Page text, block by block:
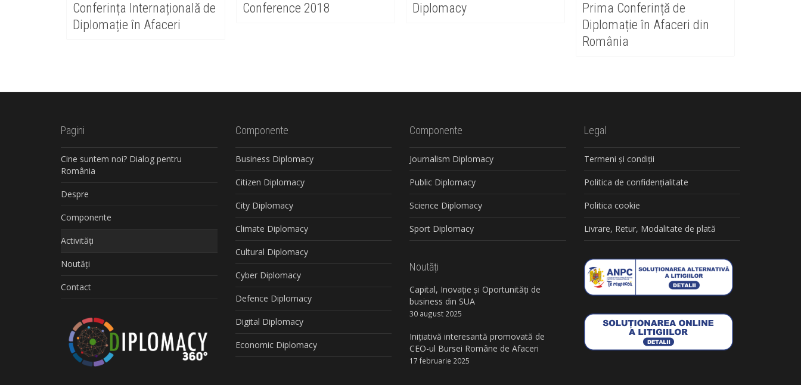
Conference 2018
Diplomacy
Conferința Internațională de
Diplomație în Afaceri
Prima Conferință de
Diplomație în Afaceri din
România
Pagini
Cine suntem noi? Dialog pentru
România
Despre
Componente
Activități
Noutăți
Contact
Componente
Business Diplomacy
Citizen Diplomacy
City Diplomacy
Climate Diplomacy
Cultural Diplomacy
Cyber Diplomacy
Defence Diplomacy
Digital Diplomacy
Economic Diplomacy
Componente
Journalism Diplomacy
Public Diplomacy
Science Diplomacy
Sport Diplomacy
Noutăți
Capital, Inovație și Oportunități de
business din SUA
30 august 2025
Inițiativă interesantă promovată de
CEO-ul Bursei Române de Afaceri
17 februarie 2025
Legal
Termeni și condiții
Politica de confidențialitate
Politica cookie
Livrare, Retur, Modalitate de plată